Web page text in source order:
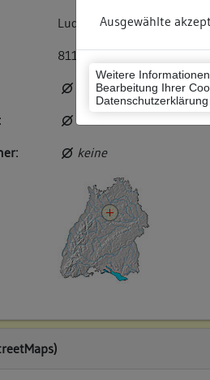
Ausgewählte
Weitere
Bearbeitung Ihrer
Datenschutzerklärung
Ludwigsburg (Landkreis)
8118007001
keine
keiner
keine